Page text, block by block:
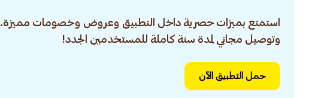
استمتع بميزات حصرية داخل التطبيق وعروض وخصومات مميزة.
وتوصيل مجاني لمدة سنة كاملة للمستخدمين الجدد!
حمل التطبيق الآن